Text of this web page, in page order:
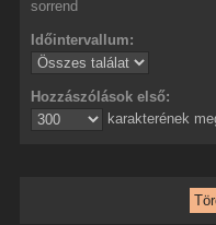
sorrend
Időintervallum:
Hozzászólások első:
karakterének